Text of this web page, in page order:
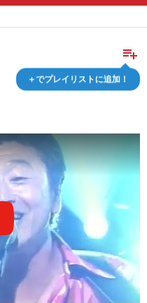
playlist_add
＋でプレイリストに追加！